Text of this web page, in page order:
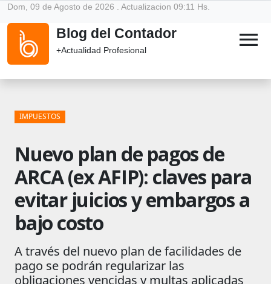
Dom, 09 de Agosto de 2026 . Actualizacion 09:11 Hs.
Blog del Contador
+Actualidad Profesional menu
IMPUESTOS
Nuevo plan de pagos de
ARCA (ex AFIP): claves para
evitar juicios y embargos a
bajo costo
A través del nuevo plan de facilidades de
pago se podrán regularizar las
obligaciones vencidas y multas aplicadas